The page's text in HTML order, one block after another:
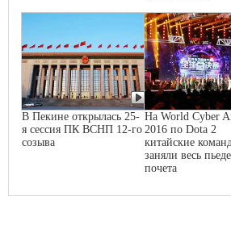
В Пекине открылась 25-
я сессия ПК ВСНП 12-го
созыва
На World Cyber
2016 по Dota 2
китайские
заняли весь
почета